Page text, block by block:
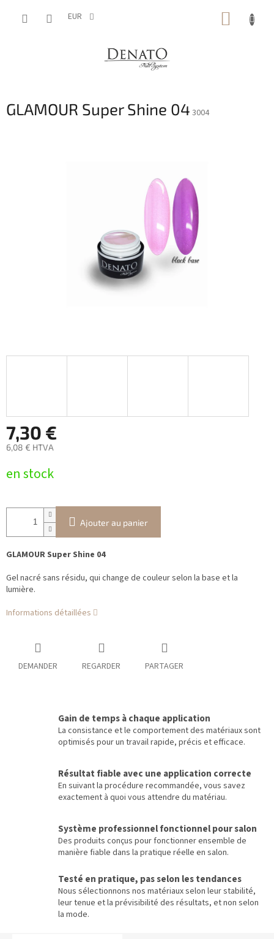
EUR
PANIER
GLAMOUR Super Shine 04 3004
7,30 €
6,08 € HTVA
de
en stock
Ajouter au panier
GLAMOUR Super Shine 04
Gel nacré sans résidu, qui change de couleur selon la base et la
lumière.
Informations détaillées
DEMANDER REGARDER PARTAGER
Gain de temps à chaque application
La consistance et le comportement des matériaux sont
optimisés pour un travail rapide, précis et efficace.
Résultat fiable avec une application correcte
En suivant la procédure recommandée, vous savez
exactement à quoi vous attendre du matériau.
Système professionnel fonctionnel pour salon
Des produits conçus pour fonctionner ensemble de
manière fiable dans la pratique réelle en salon.
Testé en pratique, pas selon les tendances
Nous sélectionnons nos matériaux selon leur stabilité,
leur tenue et la prévisibilité des résultats, et non selon
la mode.